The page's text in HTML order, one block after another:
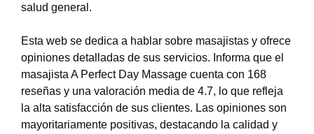
salud general.
Esta web se dedica a hablar sobre masajistas y ofrece
opiniones detalladas de sus servicios. Informa que el
masajista A Perfect Day Massage cuenta con 168
reseñas y una valoración media de 4.7, lo que refleja
la alta satisfacción de sus clientes. Las opiniones son
mayoritariamente positivas, destacando la calidad y